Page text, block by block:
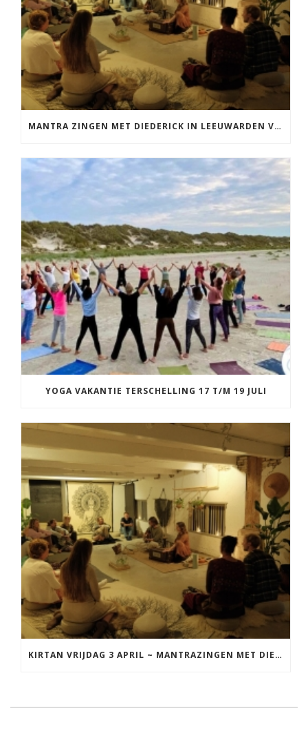
MANTRA ZINGEN MET DIEDERICK IN LEEUWARDEN VRIJDAG 12 JUNI KIRTAN
YOGA VAKANTIE TERSCHELLING 17 T/M 19 JULI
KIRTAN VRIJDAG 3 APRIL ~ MANTRAZINGEN MET DIEDERICK IN LEEUWARDEN